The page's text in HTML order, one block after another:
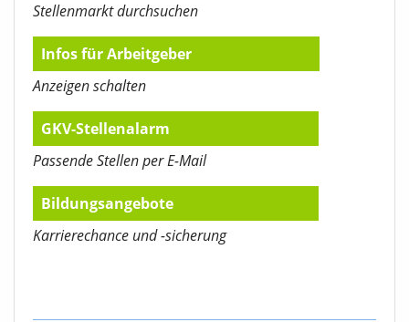
Stellenmarkt durchsuchen
Infos für Arbeitgeber
Anzeigen schalten
GKV-Stellenalarm
Passende Stellen per E-Mail
Bildungsangebote
Karrierechance und -sicherung